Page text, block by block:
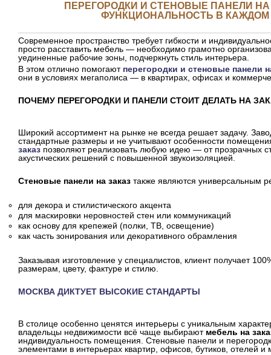
ПЕРЕГОРОДКИ И СТЕНОВЫЕ ПАНЕЛИ
ФУНКЦИОНАЛЬНОСТЬ В КАЖДОМ
Современное пространство требует гибкости и
просто расставить мебель — необходимо грамотно
уединенные рабочие зоны, подчеркнуть стиль интерьера.
В этом отлично помогают перегородки и стеновые панели
они в условиях мегаполиса — в квартирах, офисах и
ПОЧЕМУ ПЕРЕГОРОДКИ И ПАНЕЛИ СТОИТ ДЕЛАТЬ НА
Широкий ассортимент на рынке не всегда решает задачу.
стандартные размеры и не учитывают особенности
заказ позволяют реализовать любую идею — от прозрачных
акустических решений с повышенной звукоизоляцией.
Стеновые панели на заказ также являются универсальным
для декора и стилистического акцента
для маскировки неровностей стен или коммуникаций
как основу для крепежей (полки, ТВ, освещение)
как часть зонирования или декоративного обрамления
Заказывая изготовление у специалистов, клиент получает
размерам, цвету, фактуре и стилю.
МОСКВА ДИКТУЕТ ВЫСОКИЕ СТАНДАРТЫ
В столице особенно ценятся интерьеры с уникальным
владельцы недвижимости всё чаще выбирают мебель на
индивидуальность помещения. Стеновые панели и
элементами в интерьерах квартир, офисов, бутиков, отелей и